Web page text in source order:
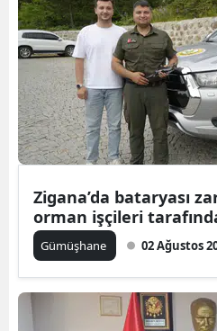
Zigana’da bataryası
orman işçileri
Gümüşhane 02 Ağustos